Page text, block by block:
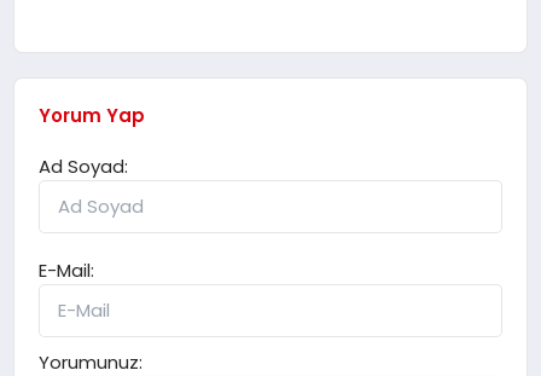
Yorum Yap
Ad Soyad:
E-Mail:
Yorumunuz: